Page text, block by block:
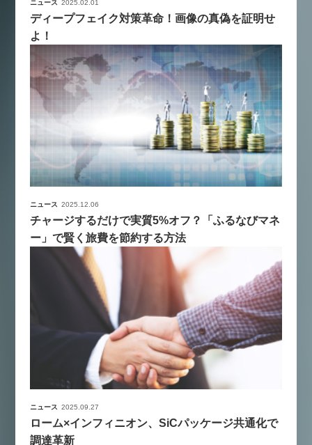
ニュース 2025.02.01
ディープフェイク対策革命！画像の真偽を証明せ
よ！
ニュース 2025.12.06
チャージするだけで実質5%オフ？「ふるなびマネ
ー」で賢く旅費を節約する方法
ニュース 2025.09.27
ローム×インフィニオン、SiCパッケージ共通化で
調達革新